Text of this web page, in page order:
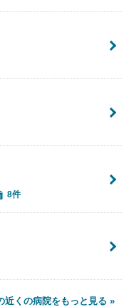
8件
近くの病院をもっと見る »